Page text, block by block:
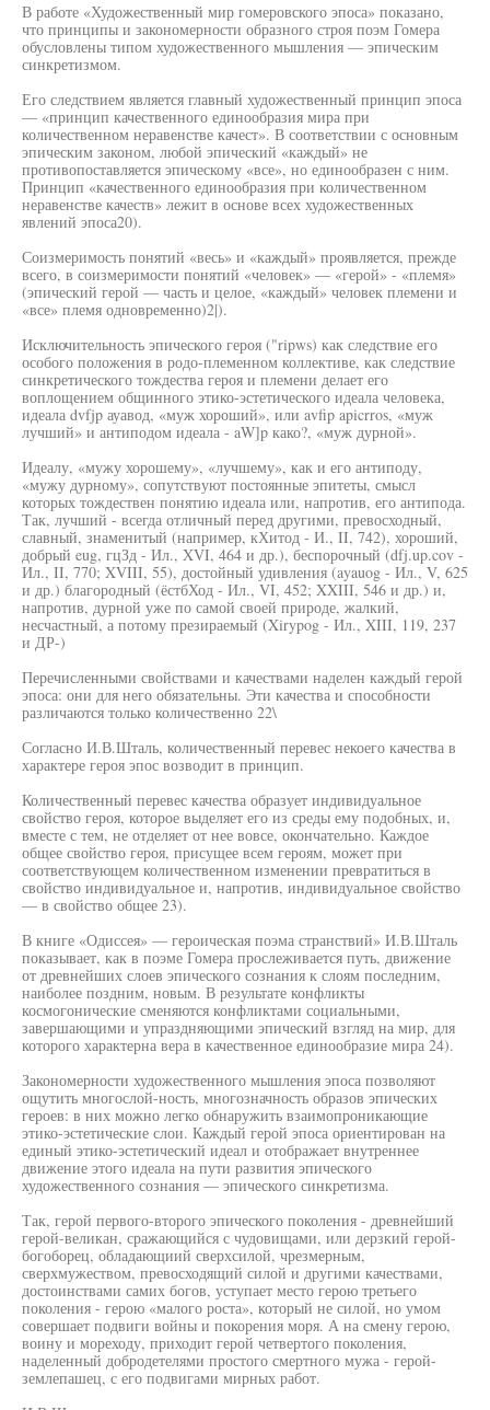
В работе «Художественный мир гомеровского эпоса» показано,
что принципы и закономерности образного строя поэм Гомера
обусловлены типом художественного мышления — эпическим
синкретизмом.
Его следствием является главный художественный принцип эпоса
— «принцип качественного единообразия мира при
количественном неравенстве качест». В соответствии с основным
эпическим законом, любой эпический «каждый» не
противопоставляется эпическому «все», но единообразен с ним.
Принцип «качественного единообразия при количественном
неравенстве качеств» лежит в основе всех художественных
явлений эпоса20).
Соизмеримость понятий «весь» и «каждый» проявляется, прежде
всего, в соизмеримости понятий «человек» — «герой» - «племя»
(эпический герой — часть и целое, «каждый» человек племени и
«все» племя одновременно)2|).
Исключительность эпического героя ("ripws) как следствие его
особого положения в родо-племенном коллективе, как следствие
синкретического тождества героя и племени делает его
воплощением общинного этико-эстетического идеала человека,
идеала dvfjp ауавод, «муж хороший», или avfip apicrros, «муж
лучший» и антиподом идеала - aW]p како?, «муж дурной».
Идеалу, «мужу хорошему», «лучшему», как и его антиподу,
«мужу дурному», сопутствуют постоянные эпитеты, смысл
которых тождествен понятию идеала или, напротив, его антипода.
Так, лучший - всегда отличный перед другими, превосходный,
славный, знаменитый (например, кХитод - И., II, 742), хороший,
добрый eug, гцЗд - Ил., XVI, 464 и др.), беспорочный (dfj.up.cov -
Ил., II, 770; XVIII, 55), достойный удивления (ayauog - Ил., V, 625
и др.) благородный (ёстбХод - Ил., VI, 452; XXIII, 546 и др.) и,
напротив, дурной уже по самой своей природе, жалкий,
несчастный, а потому презираемый (Xirypog - Ил., XIII, 119, 237
и ДР-)
Перечисленными свойствами и качествами наделен каждый герой
эпоса: они для него обязательны. Эти качества и способности
различаются только количественно 22\
Согласно И.В.Шталь, количественный перевес некоего качества в
характере героя эпос возводит в принцип.
Количественный перевес качества образует индивидуальное
свойство героя, которое выделяет его из среды ему подобных, и,
вместе с тем, не отделяет от нее вовсе, окончательно. Каждое
общее свойство героя, присущее всем героям, может при
соответствующем количественном изменении превратиться в
свойство индивидуальное и, напротив, индивидуальное свойство
— в свойство общее 23).
В книге «Одиссея» — героическая поэма странствий» И.В.Шталь
показывает, как в поэме Гомера прослеживается путь, движение
от древнейших слоев эпического сознания к слоям последним,
наиболее поздним, новым. В результате конфликты
космогонические сменяются конфликтами социальными,
завершающими и упраздняющими эпический взгляд на мир, для
которого характерна вера в качественное единообразие мира 24).
Закономерности художественного мышления эпоса позволяют
ощутить многослой-ность, многозначность образов эпических
героев: в них можно легко обнаружить взаимопроникающие
этико-эстетические слои. Каждый герой эпоса ориентирован на
единый этико-эстетический идеал и отображает внутреннее
движение этого идеала на пути развития эпического
художественного сознания — эпического синкретизма.
Так, герой первого-второго эпического поколения - древнейший
герой-великан, сражающийся с чудовищами, или дерзкий герой-
богоборец, обладающиий сверхсилой, чрезмерным,
сверхмужеством, превосходящий силой и другими качествами,
достоинствами самих богов, уступает место герою третьего
поколения - герою «малого роста», который не силой, но умом
совершает подвиги войны и покорения моря. А на смену герою,
воину и мореходу, приходит герой четвертого поколения,
наделенный добродетелями простого смертного мужа - герой-
землепашец, с его подвигами мирных работ.